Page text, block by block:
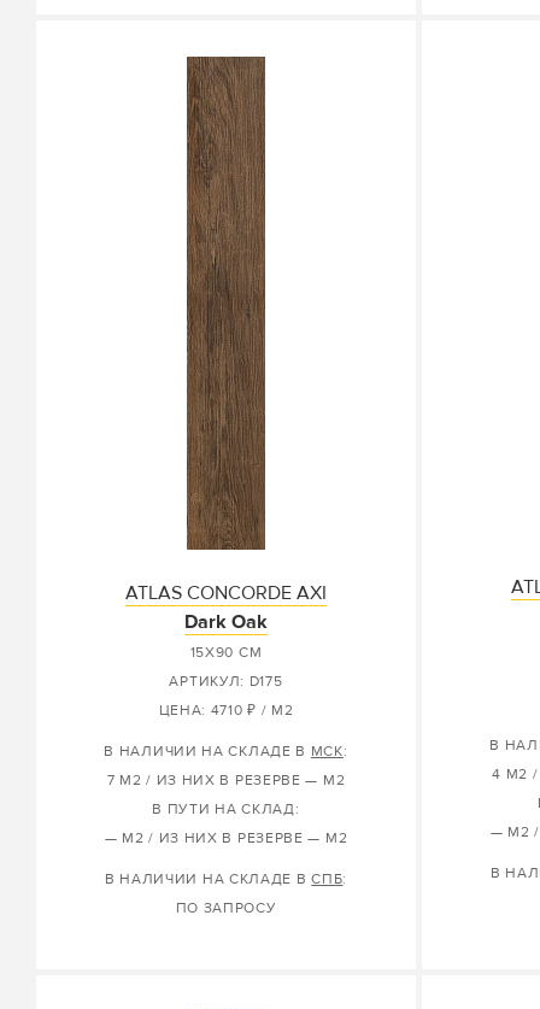
ATLAS CONCORDE AXI
Dark Oak
15X90 СМ
АРТИКУЛ: D175
ЦЕНА: 4710 ₽ / М2
В НАЛИЧИИ НА СКЛАДЕ В МСК:
7 М2 / ИЗ НИХ В РЕЗЕРВЕ — М2
В ПУТИ НА СКЛАД:
— М2 / ИЗ НИХ В РЕЗЕРВЕ — М2
В НАЛИЧИИ НА СКЛАДЕ ВСПБ:
ПО ЗАПРОСУ
В
4 М2
— М2
В